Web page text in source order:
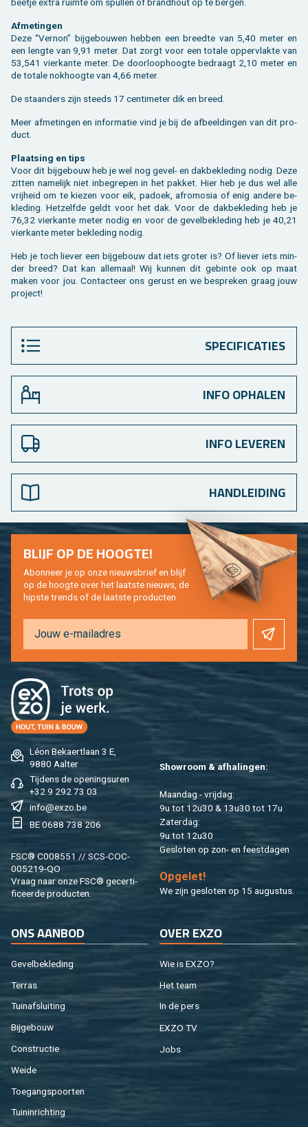
beet­je extra ruim­te om spul­len of brand­hout op te ber­gen.
Af­me­tin­gen
Deze “Ver­non” bij­ge­bou­wen heb­ben een breed­te van 5,40 meter en
een leng­te van 9,91 meter. Dat zorgt voor een to­ta­le op­per­vlak­te van
53,541 vier­kan­te meter. De door­loop­hoog­te be­draagt 2,10 meter en
de to­ta­le nok­hoog­te van 4,66 meter.
De staan­ders zijn steeds 17 cen­ti­me­ter dik en breed.
Meer af­me­tin­gen en in­for­ma­tie vind je bij de af­beel­din­gen van dit pro­
duct.
Plaat­sing en tips
Voor dit bij­ge­bouw heb je wel nog gevel- en dak­be­kle­ding nodig. Deze
zit­ten na­me­lijk niet in­be­gre­pen in het pak­ket. Hier heb je dus wel alle
vrij­heid om te kie­zen voor eik, pa­doek, af­ro­mo­sia of enig an­de­re be­
kle­ding. Het­zelf­de geldt voor het dak. Voor de dak­be­kle­ding heb je
76,32 vier­kan­te meter nodig en voor de ge­vel­be­kle­ding heb je 40,21
vier­kan­te meter be­kle­ding nodig.
Heb je toch lie­ver een bij­ge­bouw dat iets gro­ter is? Of lie­ver iets min­
der breed? Dat kan al­le­maal! Wij kun­nen dit ge­bin­te ook op maat
maken voor jou. Con­tac­teer ons ge­rust en we be­spre­ken graag jouw
pro­ject!
SPECIFICATIES
INFO OPHALEN
INFO LEVEREN
HANDLEIDING
Léon Be­kaert­laan 3 E,
9880 Aal­ter
Tij­dens de ope­nings­uren
+32 9 292 73 03
info@​exzo.​be
BE 0688 738 206
FSC® C008551 // SCS-COC-
005219-QO
Vraag naar onze FSC® ge­cer­ti­
fi­ceer­de pro­duc­ten.
Show­room & af­ha­lin­gen:
Maan­dag - vrij­dag:
9u tot 12u30 & 13u30 tot 17u
Za­ter­dag:
9u tot 12u30
Ge­slo­ten op zon- en feest­da­gen
Op­ge­let!
We zijn ge­slo­ten op 15 au­gus­tus.
BLIJF OP DE HOOG­TE!
Abon­neer je op onze nieuws­brief en blijf
op de hoog­te over het laat­ste nieuws, de
hip­s­te trends of de laat­ste pro­duc­ten.
ONS AAN­BOD
Ge­vel­be­kle­ding
Ter­ras
Tuin­af­slui­ting
Bij­ge­bouw
Con­struc­tie
Weide
Toe­gangs­poor­ten
Tuin­in­rich­ting
OVER EXZO
Wie is EXZO?
Het team
In de pers
EXZO TV
Jobs